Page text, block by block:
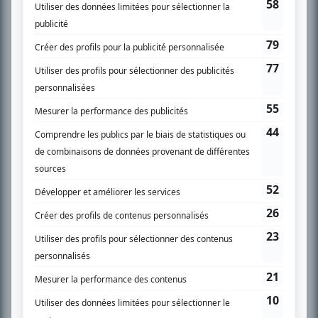
SUR LE RÉSEAU BIZZ MÉDIA
Accueil
Liste des oeuvres
Liste des comédiens
Recherche avancée
À propos
Nous contacter
Termes et conditions
Politique de confidentialité